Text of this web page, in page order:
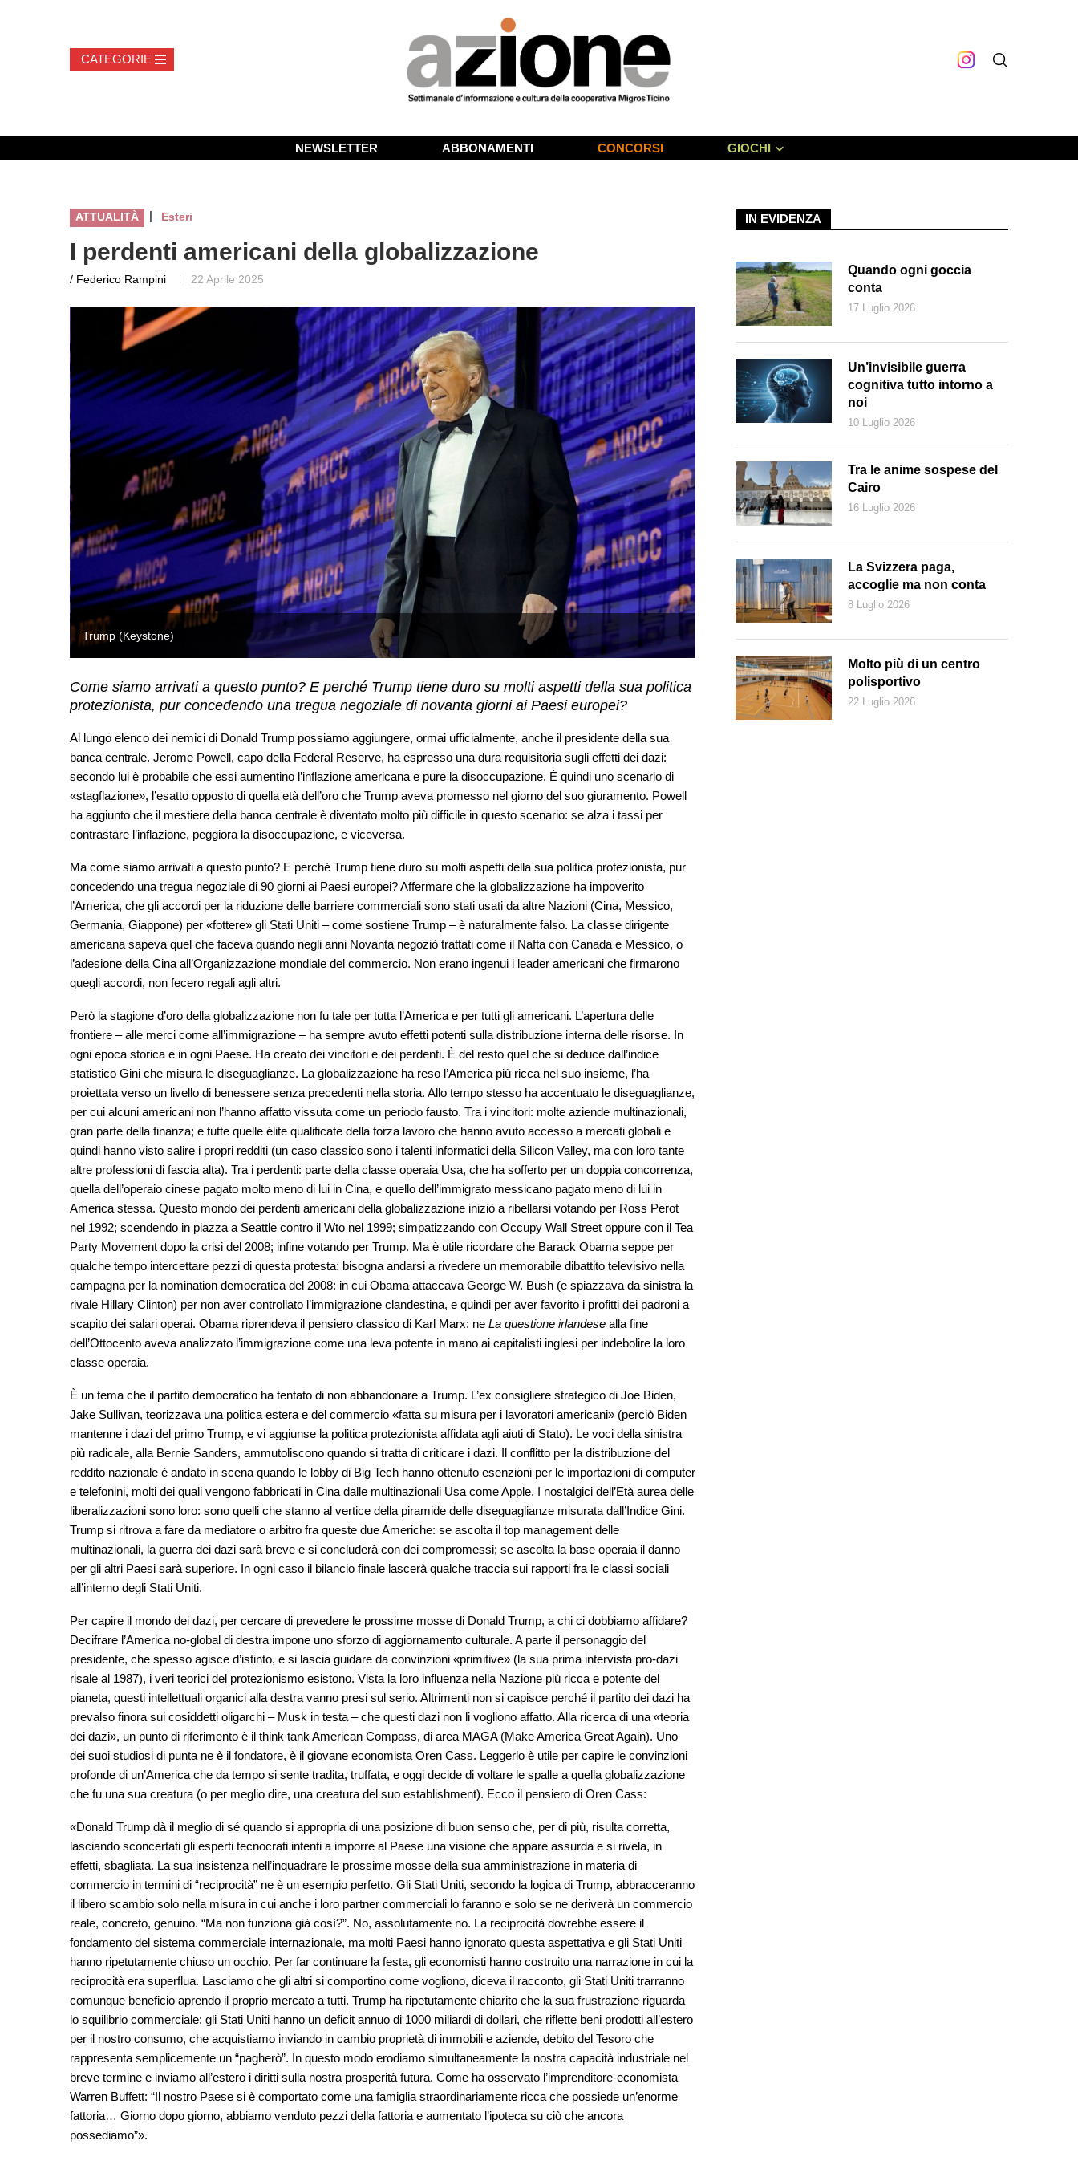
NEWSLETTER ABBONAMENTI CONCORSI GIOCHI
ATTUALITÀ | Esteri
I perdenti americani della globalizzazione
/ Federico Rampini 22 Aprile 2025
Trump (Keystone) Trump (Keystone)
Come siamo arrivati a questo punto? E perché Trump tiene duro su molti aspetti della sua politica
protezionista, pur concedendo una tregua negoziale di novanta giorni ai Paesi europei?
Al lungo elenco dei nemici di Donald Trump possiamo aggiungere, ormai ufficialmente, anche il presidente della sua
banca centrale. Jerome Powell, capo della Federal Reserve, ha espresso una dura requisitoria sugli effetti dei dazi:
secondo lui è probabile che essi aumentino l’inflazione americana e pure la disoccupazione. È quindi uno scenario di
«stagflazione», l’esatto opposto di quella età dell’oro che Trump aveva promesso nel giorno del suo giuramento. Powell
ha aggiunto che il mestiere della banca centrale è diventato molto più difficile in questo scenario: se alza i tassi per
contrastare l’inflazione, peggiora la disoccupazione, e viceversa.
Ma come siamo arrivati a questo punto? E perché Trump tiene duro su molti aspetti della sua politica protezionista, pur
concedendo una tregua negoziale di 90 giorni ai Paesi europei? Affermare che la globalizzazione ha impoverito
l’America, che gli accordi per la riduzione delle barriere commerciali sono stati usati da altre Nazioni (Cina, Messico,
Germania, Giappone) per «fottere» gli Stati Uniti – come sostiene Trump – è naturalmente falso. La classe dirigente
americana sapeva quel che faceva quando negli anni Novanta negoziò trattati come il Nafta con Canada e Messico, o
l’adesione della Cina all’Organizzazione mondiale del commercio. Non erano ingenui i leader americani che firmarono
quegli accordi, non fecero regali agli altri.
Però la stagione d’oro della globalizzazione non fu tale per tutta l’America e per tutti gli americani. L’apertura delle
frontiere – alle merci come all’immigrazione – ha sempre avuto effetti potenti sulla distribuzione interna delle risorse. In
ogni epoca storica e in ogni Paese. Ha creato dei vincitori e dei perdenti. È del resto quel che si deduce dall’indice
statistico Gini che misura le diseguaglianze. La globalizzazione ha reso l’America più ricca nel suo insieme, l’ha
proiettata verso un livello di benessere senza precedenti nella storia. Allo tempo stesso ha accentuato le diseguaglianze,
per cui alcuni americani non l’hanno affatto vissuta come un periodo fausto. Tra i vincitori: molte aziende multinazionali,
gran parte della finanza; e tutte quelle élite qualificate della forza lavoro che hanno avuto accesso a mercati globali e
quindi hanno visto salire i propri redditi (un caso classico sono i talenti informatici della Silicon Valley, ma con loro tante
altre professioni di fascia alta). Tra i perdenti: parte della classe operaia Usa, che ha sofferto per un doppia concorrenza,
quella dell’operaio cinese pagato molto meno di lui in Cina, e quello dell’immigrato messicano pagato meno di lui in
America stessa. Questo mondo dei perdenti americani della globalizzazione iniziò a ribellarsi votando per Ross Perot
nel 1992; scendendo in piazza a Seattle contro il Wto nel 1999; simpatizzando con Occupy Wall Street oppure con il Tea
Party Movement dopo la crisi del 2008; infine votando per Trump. Ma è utile ricordare che Barack Obama seppe per
qualche tempo intercettare pezzi di questa protesta: bisogna andarsi a rivedere un memorabile dibattito televisivo nella
campagna per la nomination democratica del 2008: in cui Obama attaccava George W. Bush (e spiazzava da sinistra la
rivale Hillary Clinton) per non aver controllato l’immigrazione clandestina, e quindi per aver favorito i profitti dei padroni a
scapito dei salari operai. Obama riprendeva il pensiero classico di Karl Marx: ne La questione irlandese alla fine
dell’Ottocento aveva analizzato l’immigrazione come una leva potente in mano ai capitalisti inglesi per indebolire la loro
classe operaia.
È un tema che il partito democratico ha tentato di non abbandonare a Trump. L’ex consigliere strategico di Joe Biden,
Jake Sullivan, teorizzava una politica estera e del commercio «fatta su misura per i lavoratori americani» (perciò Biden
mantenne i dazi del primo Trump, e vi aggiunse la politica protezionista affidata agli aiuti di Stato). Le voci della sinistra
più radicale, alla Bernie Sanders, ammutoliscono quando si tratta di criticare i dazi. Il conflitto per la distribuzione del
reddito nazionale è andato in scena quando le lobby di Big Tech hanno ottenuto esenzioni per le importazioni di computer
e telefonini, molti dei quali vengono fabbricati in Cina dalle multinazionali Usa come Apple. I nostalgici dell’Età aurea delle
liberalizzazioni sono loro: sono quelli che stanno al vertice della piramide delle diseguaglianze misurata dall’Indice Gini.
Trump si ritrova a fare da mediatore o arbitro fra queste due Americhe: se ascolta il top management delle
multinazionali, la guerra dei dazi sarà breve e si concluderà con dei compromessi; se ascolta la base operaia il danno
per gli altri Paesi sarà superiore. In ogni caso il bilancio finale lascerà qualche traccia sui rapporti fra le classi sociali
all’interno degli Stati Uniti.
Per capire il mondo dei dazi, per cercare di prevedere le prossime mosse di Donald Trump, a chi ci dobbiamo affidare?
Decifrare l’America no-global di destra impone uno sforzo di aggiornamento culturale. A parte il personaggio del
presidente, che spesso agisce d’istinto, e si lascia guidare da convinzioni «primitive» (la sua prima intervista pro-dazi
risale al 1987), i veri teorici del protezionismo esistono. Vista la loro influenza nella Nazione più ricca e potente del
pianeta, questi intellettuali organici alla destra vanno presi sul serio. Altrimenti non si capisce perché il partito dei dazi ha
prevalso finora sui cosiddetti oligarchi – Musk in testa – che questi dazi non li vogliono affatto. Alla ricerca di una «teoria
dei dazi», un punto di riferimento è il think tank American Compass, di area MAGA (Make America Great Again). Uno
dei suoi studiosi di punta ne è il fondatore, è il giovane economista Oren Cass. Leggerlo è utile per capire le convinzioni
profonde di un’America che da tempo si sente tradita, truffata, e oggi decide di voltare le spalle a quella globalizzazione
che fu una sua creatura (o per meglio dire, una creatura del suo establishment). Ecco il pensiero di Oren Cass:
«Donald Trump dà il meglio di sé quando si appropria di una posizione di buon senso che, per di più, risulta corretta,
lasciando sconcertati gli esperti tecnocrati intenti a imporre al Paese una visione che appare assurda e si rivela, in
effetti, sbagliata. La sua insistenza nell’inquadrare le prossime mosse della sua amministrazione in materia di
commercio in termini di “reciprocità” ne è un esempio perfetto. Gli Stati Uniti, secondo la logica di Trump, abbracceranno
il libero scambio solo nella misura in cui anche i loro partner commerciali lo faranno e solo se ne deriverà un commercio
reale, concreto, genuino. “Ma non funziona già così?”. No, assolutamente no. La reciprocità dovrebbe essere il
fondamento del sistema commerciale internazionale, ma molti Paesi hanno ignorato questa aspettativa e gli Stati Uniti
hanno ripetutamente chiuso un occhio. Per far continuare la festa, gli economisti hanno costruito una narrazione in cui la
reciprocità era superflua. Lasciamo che gli altri si comportino come vogliono, diceva il racconto, gli Stati Uniti trarranno
comunque beneficio aprendo il proprio mercato a tutti. Trump ha ripetutamente chiarito che la sua frustrazione riguarda
lo squilibrio commerciale: gli Stati Uniti hanno un deficit annuo di 1000 miliardi di dollari, che riflette beni prodotti all’estero
per il nostro consumo, che acquistiamo inviando in cambio proprietà di immobili e aziende, debito del Tesoro che
rappresenta semplicemente un “pagherò”. In questo modo erodiamo simultaneamente la nostra capacità industriale nel
breve termine e inviamo all’estero i diritti sulla nostra prosperità futura. Come ha osservato l’imprenditore-economista
Warren Buffett: “Il nostro Paese si è comportato come una famiglia straordinariamente ricca che possiede un’enorme
fattoria… Giorno dopo giorno, abbiamo venduto pezzi della fattoria e aumentato l’ipoteca su ciò che ancora
possediamo”».
IN EVIDENZA
Quando ogni goccia
conta
17 Luglio 2026
Un’invisibile guerra
cognitiva tutto intorno a
noi
10 Luglio 2026
Tra le anime sospese del
Cairo
16 Luglio 2026
La Svizzera paga,
accoglie ma non conta
8 Luglio 2026
Molto più di un centro
polisportivo
22 Luglio 2026